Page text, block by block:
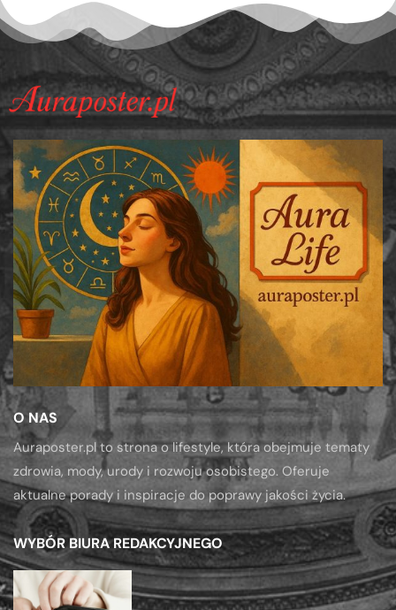
O NAS
Auraposter.pl to strona o lifestyle, która obejmuje tematy
zdrowia, mody, urody i rozwoju osobistego. Oferuje
aktualne porady i inspiracje do poprawy jakości życia.
WYBÓR BIURA REDAKCYJNEGO